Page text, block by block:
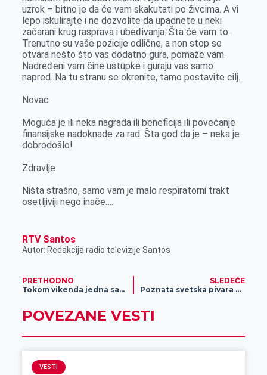
uzrok – bitno je da će vam skakutati po živcima. A vi
lepo iskulirajte i ne dozvolite da upadnete u neki
začarani krug rasprava i ubeđivanja. Šta će vam to.
Trenutno su vaše pozicije odlične, a non stop se
otvara nešto što vas dodatno gura, pomaže vam.
Nadređeni vam čine ustupke i guraju vas samo
napred. Na tu stranu se okrenite, tamo postavite cilj.
Novac
Moguća je ili neka nagrada ili beneficija ili povećanje
finansijske nadoknade za rad. Šta god da je – neka je
dobrodošlo!
Zdravlje
Ništa strašno, samo vam je malo respiratorni trakt
osetljiviji nego inače….
RTV Santos
Autor: Redakcija radio televizije Santos
PRETHODNO
Tokom vikenda jedna saobraćajna nezgoda
SLEDEĆE
Poznata svetska pivara proizvodiće Zrenjaninsko pivo, građani imaju mogućnost izbora
POVEZANE VESTI
VESTI